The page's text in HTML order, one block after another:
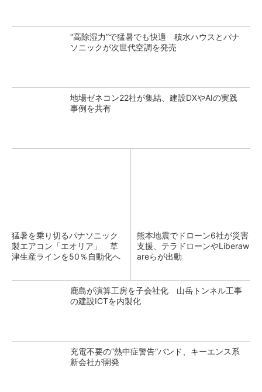
“高除湿力”で猛暑でも快適 積水ハウスとパナ
ソニックが次世代空調を発売
地場ゼネコン22社が集結、建設DXやAIの実践
事例を共有
猛暑を乗り切るパナソニック
製エアコン「エオリア」 草
津生産ラインを50％自動化へ
熊本地震でドローン6社が災害
支援、テラドローンやLiberaw
areらが出動
鹿島が演算工房を子会社化 山岳トンネル工事
の建設ICTを内製化
充電不要の“熱中症警告”バンド、キーエンス系
新会社が開発